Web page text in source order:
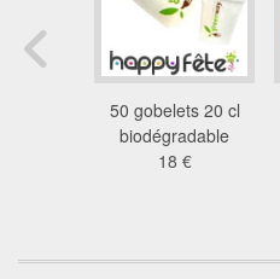
50 gobelets 20 cl
biodégradable
18 €